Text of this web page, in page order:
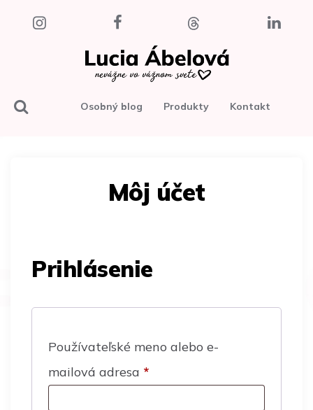
Osobný blog Produkty Kontakt
Môj účet
Prihlásenie
Používateľské meno alebo e-
mailová adresa *